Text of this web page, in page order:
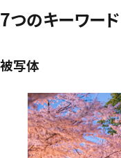
7つのキーワード
被写体